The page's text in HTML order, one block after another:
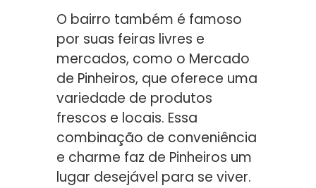
O bairro também é famoso
por suas feiras livres e
mercados, como o Mercado
de Pinheiros, que oferece uma
variedade de produtos
frescos e locais. Essa
combinação de conveniência
e charme faz de Pinheiros um
lugar desejável para se viver.